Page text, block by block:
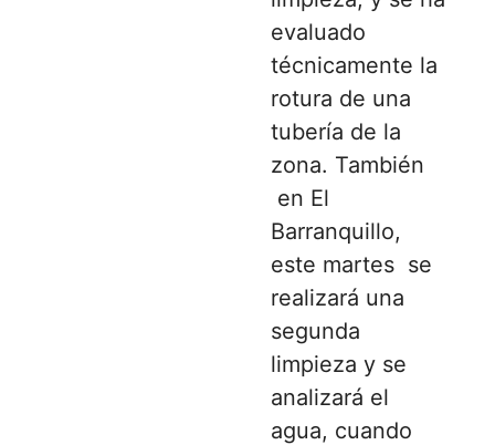
evaluado
técnicamente la
rotura de una
tubería de la
zona. También
en El
Barranquillo,
este martes se
realizará una
segunda
limpieza y se
analizará el
agua, cuando